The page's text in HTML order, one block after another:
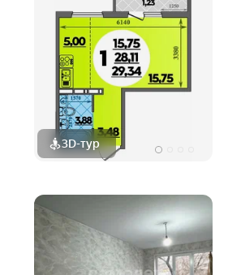
3D-тур